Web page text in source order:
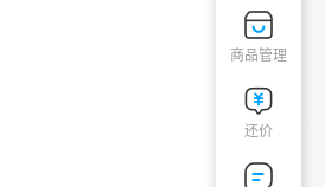
商品管理
还价